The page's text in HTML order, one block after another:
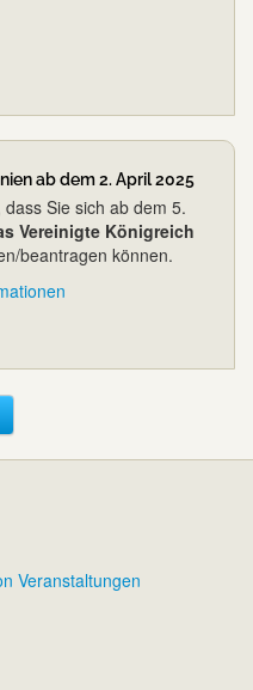
ab dem 2. April 2025
Sie sich ab dem 5.
Vereinigte Königreich
beantragen können.
Veranstaltungen